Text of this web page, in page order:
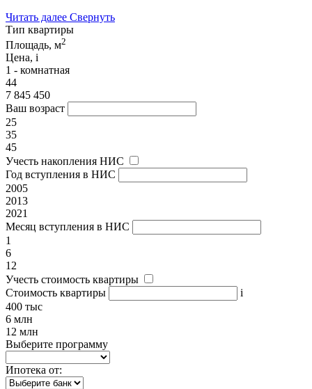
Читать далее Свернуть
Тип квартиры
Площадь, м2
Цена, i
1 - комнатная
44
7 845 450
Ваш возраст
25
35
45
Учесть накопления НИС
Год вступления в НИС
2005
2013
2021
Месяц вступления в НИС
1
6
12
Учесть стоимость квартиры
Стоимость квартиры
i
400 тыс
6 млн
12 млн
Выберите программу
Ипотека от: